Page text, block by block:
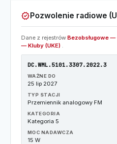
verified Pozwolenie radiowe
Dane z rejestrów Bezobsługowe —
— Kluby (UKE)
DC.WML.5101.3307.2022.3
WAŻNE DO
25 lip 2027
TYP STACJI
Przemiennik analogowy FM
KATEGORIA
Kategoria 5
MOC NADAWCZA
15 W